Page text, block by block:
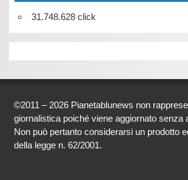
31.748.628 click
©2011 – 2026 Pianetablunews non
giornalistica poiché viene aggiornato senza
Non può pertanto considerarsi un prodotto
della legge n. 62/2001.